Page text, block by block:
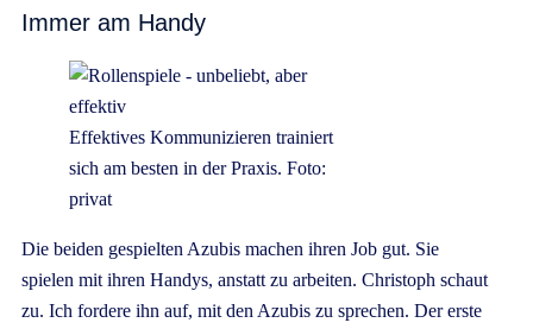
Immer am Handy
Effektives Kommunizieren trainiert
sich am besten in der Praxis. Foto:
privat
Die beiden gespielten Azubis machen ihren Job gut. Sie
spielen mit ihren Handys, anstatt zu arbeiten. Christoph schaut
zu. Ich fordere ihn auf, mit den Azubis zu sprechen. Der erste